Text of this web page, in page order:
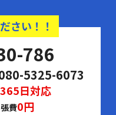
さい！！
786
5325-6073
日対応
費0円